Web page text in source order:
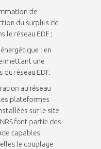
de
du surplus de
le réseau EDF ;
: en
une
du réseau EDF.
au réseau
plateformes
sur le site
font partie des
capables
le couplage